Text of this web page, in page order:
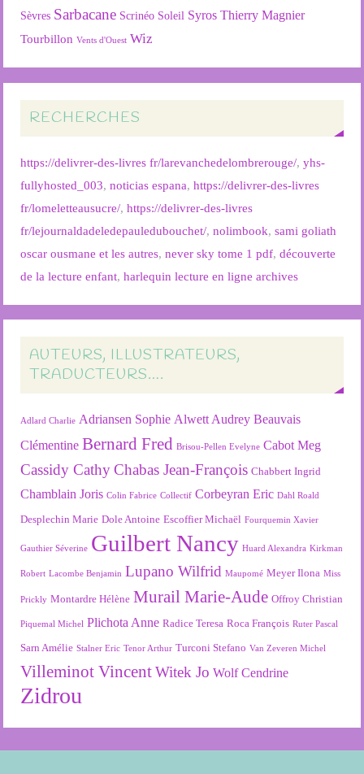
Sèvres Sarbacane Scrinéo Soleil Syros Thierry Magnier
Tourbillon Vents d'Ouest Wiz
RECHERCHES
https://delivrer-des-livres fr/larevanchedelombrerouge/,yhs-
fullyhosted_003,noticias espana,https://delivrer-des-livres
fr/lomeletteausucre/,https://delivrer-des-livres
fr/lejournaldadeledepauledubouchet/,nolimbook,sami goliath
oscar ousmane et les autres,never sky tome 1 pdf,découverte
de la lecture enfant,harlequin lecture en ligne archives
AUTEURS, ILLUSTRATEURS,
TRADUCTEURS….
Adlard Charlie Adriansen Sophie Alwett Audrey Beauvais
Clémentine Bernard Fred Brisou-Pellen Evelyne Cabot Meg
Cassidy Cathy Chabas Jean-François Chabbert Ingrid
Chamblain Joris Colin Fabrice Collectif Corbeyran Eric Dahl Roald
Desplechin Marie Dole Antoine Escoffier Michaël Fourquemin Xavier
Gauthier Séverine Guilbert Nancy Huard Alexandra Kirkman
Robert Lacombe Benjamin Lupano Wilfrid Maupomé Meyer Ilona Miss
Prickly Montardre Hélène Murail Marie-Aude Offroy Christian
Piquemal Michel Plichota Anne Radice Teresa Roca François Ruter Pascal
Sarn Amélie Stalner Eric Tenor Arthur Turconi Stefano Van Zeveren Michel
Villeminot Vincent Witek Jo Wolf Cendrine
Zidrou